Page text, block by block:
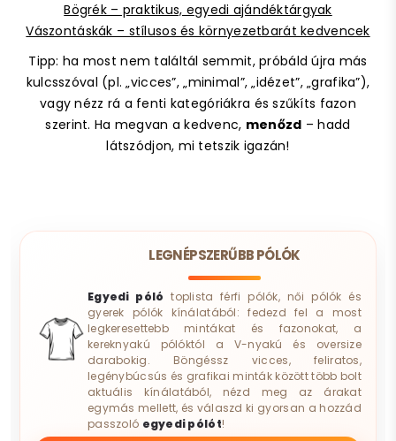
Bögrék – praktikus, egyedi ajándéktárgyak
Vászontáskák – stílusos és környezetbarát kedvencek
Tipp: ha most nem találtál semmit, próbáld újra más
kulcsszóval (pl. „vicces”, „minimal”, „idézet”, „grafika”),
vagy nézz rá a fenti kategóriákra és szűkíts fazon
szerint. Ha megvan a kedvenc, menőzd – hadd
látszódjon, mi tetszik igazán!
LEGNÉPSZERŰBB PÓLÓK
Egyedi póló toplista férfi pólók, női pólók és
gyerek pólók kínálatából: fedezd fel a most
legkeresettebb mintákat és fazonokat, a
kereknyakú pólóktól a V-nyakú és oversize
darabokig. Böngéssz vicces, feliratos,
legénybúcsús és grafikai minták között több bolt
aktuális kínálatából, nézd meg az árakat
egymás mellett, és válaszd ki gyorsan a hozzád
passzoló egyedi pólót!